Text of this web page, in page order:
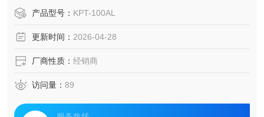
产品型号： KPT-100AL
更新时间： 2026-04-28
厂商性质： 经销商
访问量： 89